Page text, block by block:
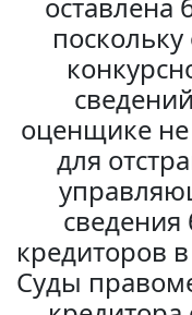
оставлена
поскольку
оценщике не
для
кредиторов
Суды